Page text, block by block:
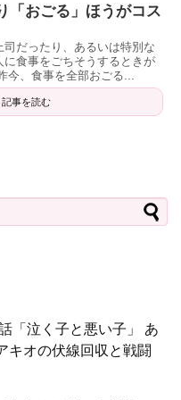
「おごる」ほうがコス
だったり、あるいは特別な
食事をごちそうするときが
今、食事を全部おごる...
記事を読む
「泣く子と悪い子」 あ
キオの伏線回収と戦闘